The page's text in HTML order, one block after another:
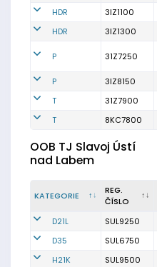
HDR
3IZ1100
HDR
3IZ1300
P 31Z7250
P
3IZ8150
T
31Z7900
T
8KC7800
OOB TJ Slavoj Ústí
nad Labem
KATEGORIE
REG.
ČÍSLO
D21L SUL9250
D35
SUL6750
H21K
SUL9500